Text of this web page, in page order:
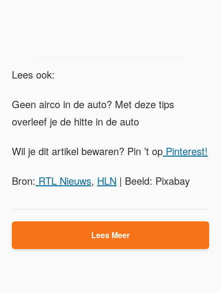
Lees ook:
Geen airco in de auto? Met deze tips
overleef je de hitte in de auto
Wil je dit artikel bewaren? Pin ’t op Pinterest!
Bron: RTL Nieuws, HLN | Beeld: Pixabay
Lees Meer